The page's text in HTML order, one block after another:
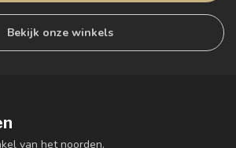
Bekijk onze winkels
van het noorden.